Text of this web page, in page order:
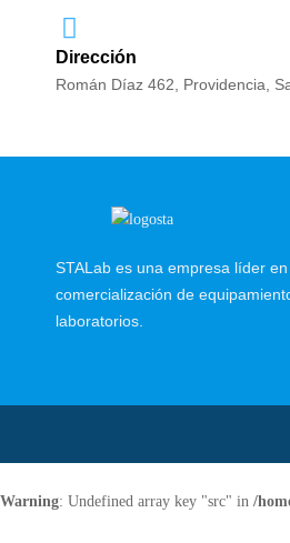
Dirección
Román Díaz 462, Providencia,
STALab es una empresa líder
comercialización de
laboratorios.
Warning: Undefined array key "src" in /